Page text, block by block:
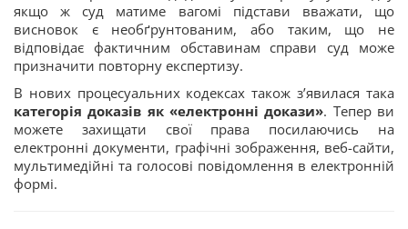
якщо ж суд матиме вагомі підстави вважати, що
висновок є необґрунтованим, або таким, що не
відповідає фактичним обставинам справи суд може
призначити повторну експертизу.
В нових процесуальних кодексах також з’явилася така
категорія доказів як «електронні докази». Тепер ви
можете захищати свої права посилаючись на
електронні документи, графічні зображення, веб-сайти,
мультимедійні та голосові повідомлення в електронній
формі.